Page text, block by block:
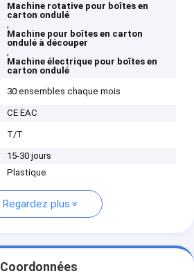
Machine rotative pour boîtes en
carton ondulé
,
Machine pour boîtes en carton
ondulé à découper
,
Machine électrique pour boîtes en
carton ondulé
30 ensembles chaque mois
CE EAC
T/T
15-30 jours
Plastique
Regardez plus
Coordonnées